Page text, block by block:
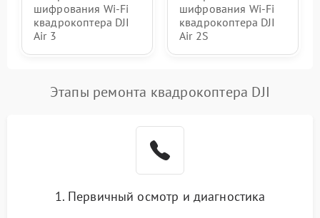
шифрования Wi-Fi
квадрокоптера DJI
Air 3
шифрования Wi-Fi
квадрокоптера DJI
Air 2S
Этапы ремонта квадрокоптера DJI
1. Первичный осмотр и диагностика